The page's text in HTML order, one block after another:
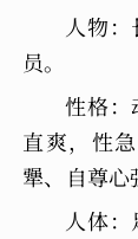
人物
员。
性格：
直爽，性
犟、自尊心
人体